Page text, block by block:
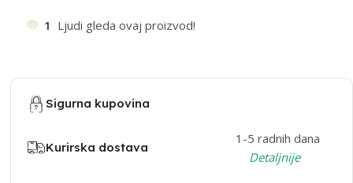
1 Ljudi gleda ovaj proizvod!
Sigurna kupovina
Kurirska dostava
1-5 radnih dana
Detaljnije